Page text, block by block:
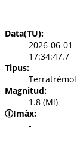
Data(TU):
2026-06-01
17:34:47.7
Tipus:
Terratrèmol
Magnitud:
1.8 (Ml)
ⓘImàx:
-